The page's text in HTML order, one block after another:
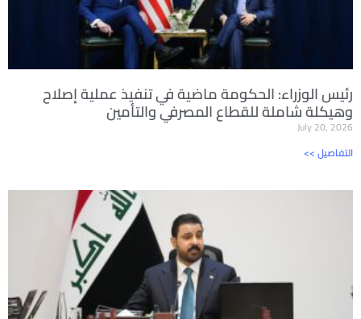
رئيس الوزراء: الحكومة ماضية في تنفيذ عملية إصلاح
وهيكلة شاملة للقطاع المصرفي والتأمين
July 20, 2026
<< التفاصيل